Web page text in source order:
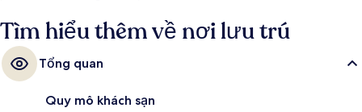
Tìm hiểu thêm về nơi lưu trú
Tổng quan
Quy mô khách sạn